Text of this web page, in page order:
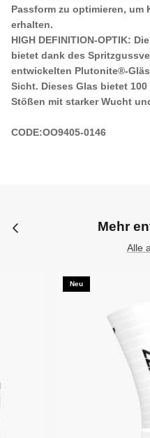
Passform zu optimieren,
erhalten.
HIGH DEFINITION-OPTIK:
bietet dank des
entwickelten Plutonite®-
Sicht. Dieses Glas bietet
Stößen mit starker Wucht
CODE:OO9405-0146
Mehr
Alle
Neu